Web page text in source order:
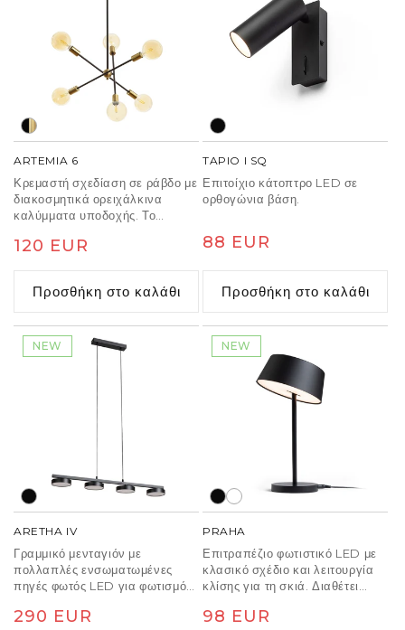
ARTEMIA 6
Κρεμαστή σχεδίαση σε ράβδο με
διακοσμητικά ορειχάλκινα
καλύμματα υποδοχής. Το
διαμορφωθεί ρυθμίζοντας τους
Κανονική
τιμή
120 EUR
Προσθήκη στο καλάθι
TAPIO I SQ
Επιτοίχιο κάτοπτρο LED σε
ορθογώνια βάση.
Κανονική
τιμή
88 EUR
Προσθήκη στο καλάθι
NEW
ARETHA IV
Γραμμικό μενταγιόν με
πολλαπλές ενσωματωμένες
πηγές φωτός LED για φωτισμό
Κανονική
290 EUR
NEW
PRAHA
Επιτραπέζιο φωτιστικό LED με
κλασικό σχέδιο και λειτουργία
κλίσης για τη σκιά. Διαθέτει
βήματα.
Κανονική
98 EUR